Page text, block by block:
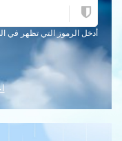
أدخل الرموز التي تظهر في